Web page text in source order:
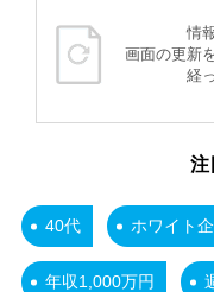
情
画面の更新
経
注
40代 ホワイト
年収1,000万円